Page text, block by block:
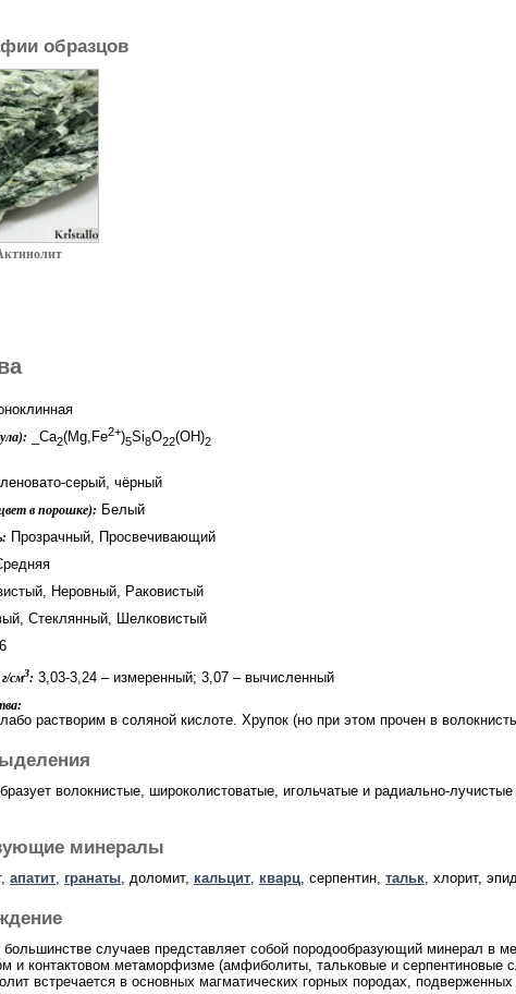
образцов
_Ca2(Mg,Fe2+)5Si8O22(OH)2
серый, чёрный
в порошке): Белый
Прозрачный, Просвечивающий
Неровный, Раковистый
Стеклянный, Шелковистый
см3: 3,03-3,24 – измеренный; 3,07 – вычисленный
растворим в соляной кислоте. Хрупок (но при этом прочен в
волокнистые, широколистоватые, игольчатые и радиально-
минералы
апатит гранаты , доломит, кальцит кварц , серпентин, тальк , хлорит,
большинстве случаев представляет собой породообразующий минерал в
и контактовом метаморфизме (амфиболиты, тальковые и серпентиновые
встречается в основных магматических горных породах,